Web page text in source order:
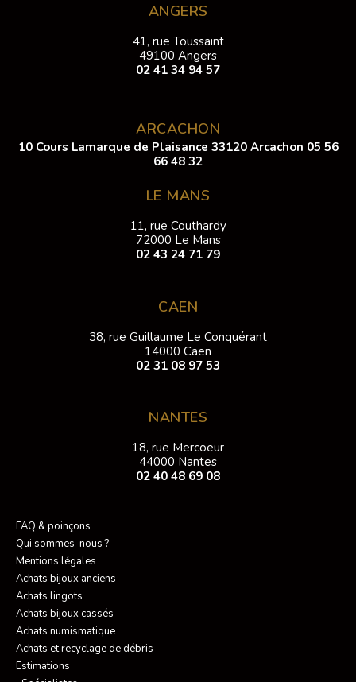
ANGERS
41, rue Toussaint
49100 Angers
02 41 34 94 57
ARCACHON
10 Cours Lamarque de Plaisance 33120 Arcachon 05 56
66 48 32
LE MANS
11, rue Couthardy
72000 Le Mans
02 43 24 71 79
CAEN
38, rue Guillaume Le Conquérant
14000 Caen
02 31 08 97 53
NANTES
18, rue Mercoeur
44000 Nantes
02 40 48 69 08
FAQ & poinçons
Qui sommes-nous ?
Mentions légales
Achats bijoux anciens
Achats lingots
Achats bijoux cassés
Achats numismatique
Achats et recyclage de débris
Estimations